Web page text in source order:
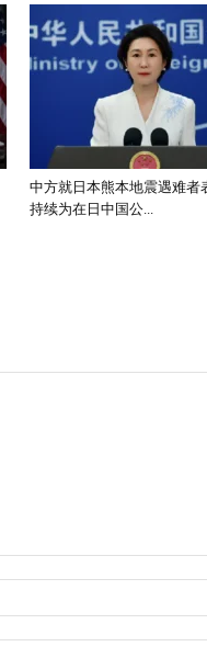
中方就日本熊本地震遇难者
持续为在日中国公...